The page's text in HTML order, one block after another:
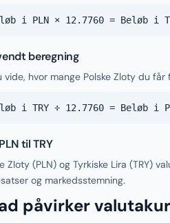
i PLN × 12.7760 = Beløb i
beregning
vide, hvor mange Polske Zloty du får
i TRY ÷ 12.7760 = Beløb i
til TRY
Zloty (PLN) og Tyrkiske Lira (TRY)
og markedsstemning.
påvirker